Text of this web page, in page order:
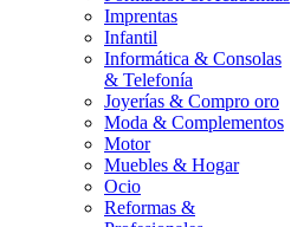
Imprentas
Infantil
Informática & Consolas
& Telefonía
Joyerías & Compro oro
Moda & Complementos
Motor
Muebles & Hogar
Ocio
Reformas &